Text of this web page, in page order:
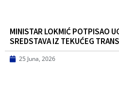
MINISTAR LOKMIĆ POTPISAO
SREDSTAVA IZ TEKUĆEG
25 Juna, 2026